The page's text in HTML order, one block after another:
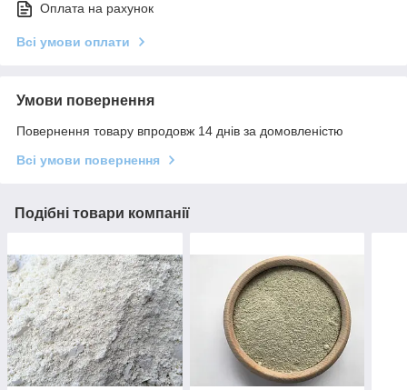
Оплата на рахунок
Всі умови оплати
Умови повернення
Повернення товару впродовж 14 днів за домовленістю
Всі умови повернення
Подібні товари компанії